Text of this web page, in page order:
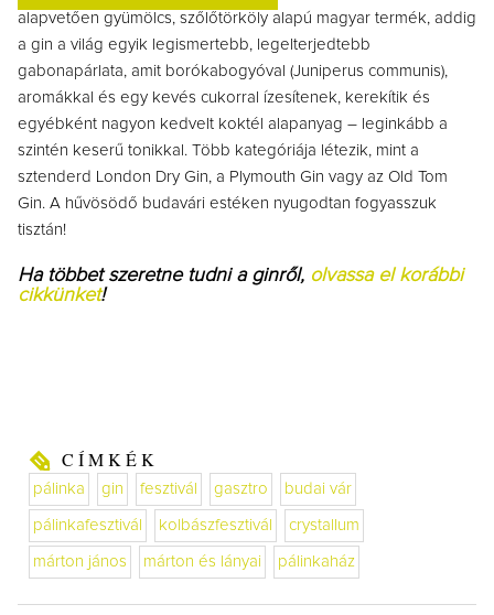
alapvetően gyümölcs, szőlőtörköly alapú magyar termék, addig
a gin a világ egyik legismertebb, legelterjedtebb
gabonapárlata, amit borókabogyóval (Juniperus communis),
aromákkal és egy kevés cukorral ízesítenek, kerekítik és
egyébként nagyon kedvelt koktél alapanyag – leginkább a
szintén keserű tonikkal. Több kategóriája létezik, mint a
sztenderd London Dry Gin, a Plymouth Gin vagy az Old Tom
Gin. A hűvösödő budavári estéken nyugodtan fogyasszuk
tisztán!
Ha többet szeretne tudni a ginről, olvassa el korábbi
cikkünket!
CÍMKÉK
pálinka gin fesztivál gasztro budai vár
pálinkafesztivál kolbászfesztivál crystallum
márton jános márton és lányai pálinkaház